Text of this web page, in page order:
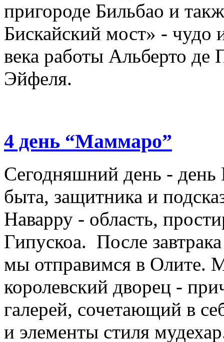
пригороде Бильбао и
Бискайский мост» -
века работы Альберто де
Эйфеля.
4 день “Маммаро”
Сегодняшний день - день
быта, защитника и
Наварру - область,
Гипускоа. После
мы отправимся в Олите.
королевский дворец -
галерей, сочетающий в
и элементы стиля